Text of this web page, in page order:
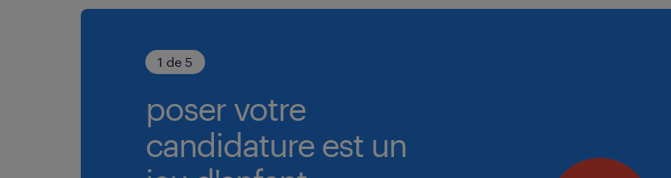
1 de 5
poser votre
candidature est un